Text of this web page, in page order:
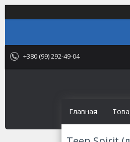
+380 (99) 292-49-04
Главная